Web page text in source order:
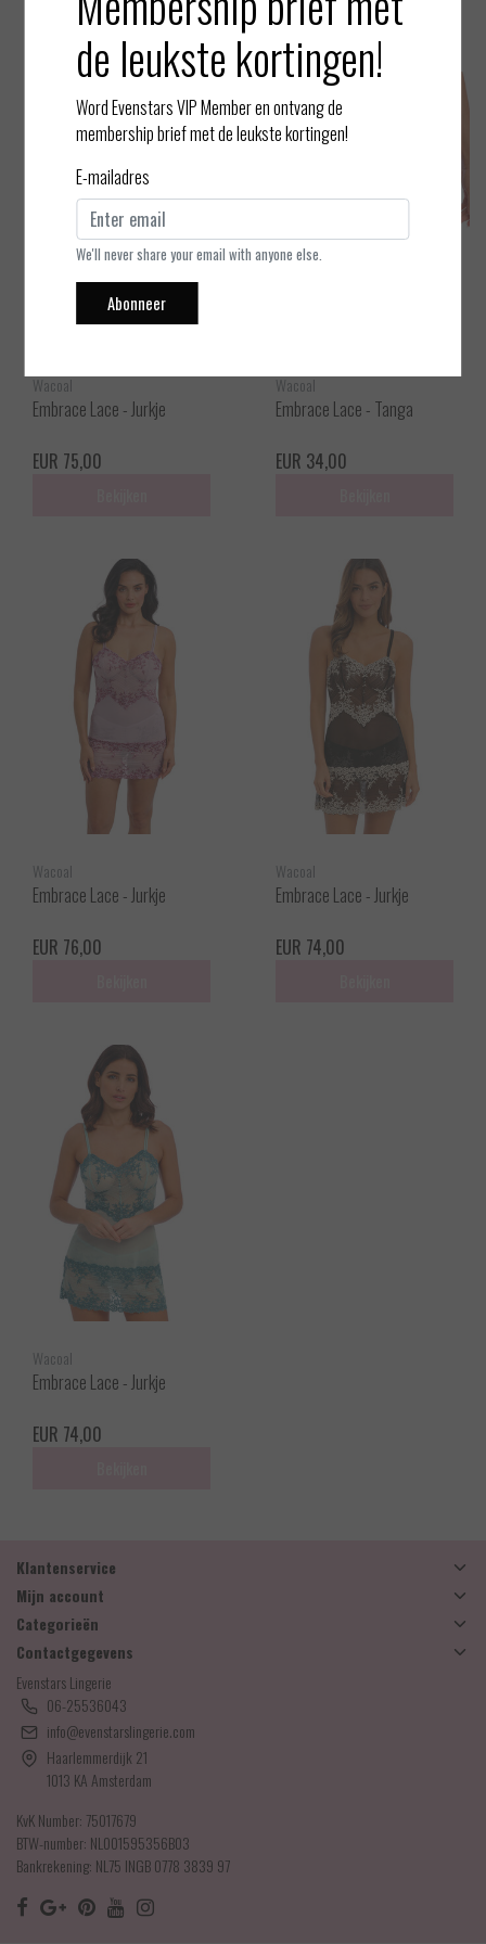
Bekijken Bekijken
Wacoal
Embrace Lace - Jurkje
EUR 75,00
Wacoal
Embrace Lace - Tanga
EUR 34,00
Wacoal
Embrace Lace - Jurkje
EUR 76,00
Wacoal
Embrace Lace - Jurkje
EUR 74,00
Wacoal
Embrace Lace - Jurkje
EUR 74,00
Klantenservice
Mijn account
Categorieën
Contactgegevens
Evenstars Lingerie
06-25536043
info@evenstarslingerie.com
Haarlemmerdijk 21
1013 KA Amsterdam
KvK Number: 75017679
BTW-number: NL001595356B03
Bankrekening: NL75 INGB 0778 3839 97
de leukste kortingen!
Word Evenstars VIP Member en ontvang de
membership brief met de leukste kortingen!
E-mailadres
We'll never share your email with anyone else.
Abonneer